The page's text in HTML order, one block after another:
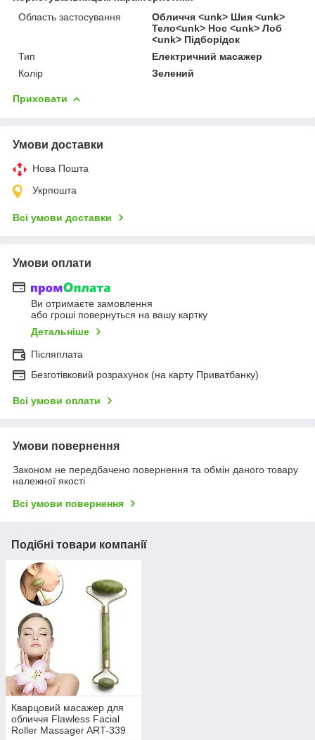
Область застосування
Обличчя <unk> Шия <unk>
Тело<unk> Нос <unk> Лоб
<unk> Підборідок
Тип
Електричний масажер
Колір
Зелений
Приховати
Умови доставки
Нова Пошта
Укрпошта
Всі умови доставки
Умови оплати
Ви отримаєте замовлення
або гроші повернуться на вашу картку
Детальніше
Післяплата
Безготівковий розрахунок (на карту Приватбанку)
Всі умови оплати
Умови повернення
Законом не передбачено повернення та обмін даного товару
належної якості
Всі умови повернення
Подібні товари компанії
Кварцовий масажер для
обличчя Flawless Facial
Roller Massager ART-339